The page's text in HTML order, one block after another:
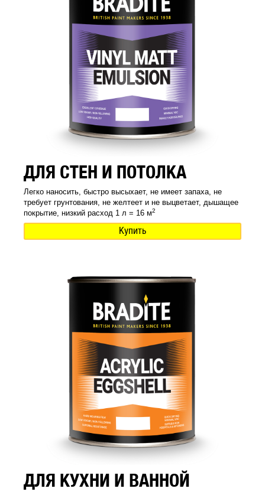
ДЛЯ СТЕН И ПОТОЛКА
Легко наносить, быстро высыхает, не имеет запаха, не
требует грунтования, не желтеет и не выцветает, дышащее
покрытие, низкий расход 1 л = 16 м2
Купить
ДЛЯ КУХНИ И ВАННОЙ